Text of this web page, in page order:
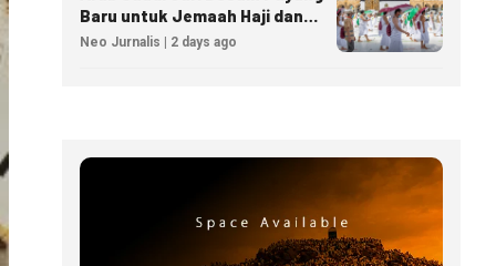
Baru untuk Jemaah Haji dan
Umrah
Neo Jurnalis | 2 days ago